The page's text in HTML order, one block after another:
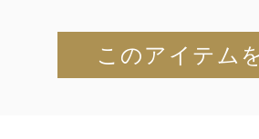
このアイテム